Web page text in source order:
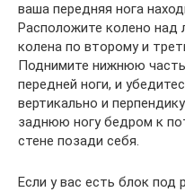
ваша передняя нога
Расположите колено над
колена по второму и
Поднимите нижнюю
передней ноги, и
вертикально и
заднюю ногу бедром к
стене позади себя.
Если у вас есть блок под